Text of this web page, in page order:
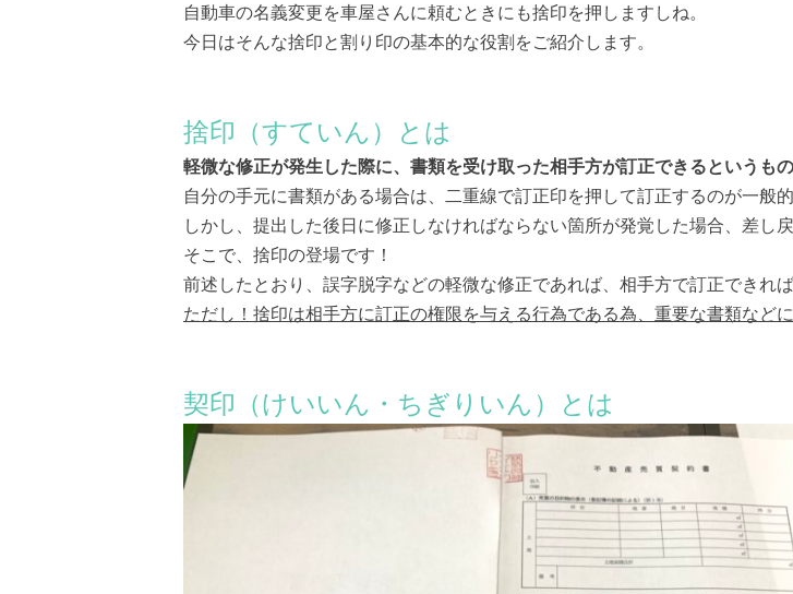
自動車の名義変更を車屋さんに頼むときにも捨印を押しますしね。
今日はそんな捨印と割り印の基本的な役割をご紹介します。
捨印（すていん）とは
軽微な修正が発生した際に、書類を受け取った相手方が訂正できるというもの
自分の手元に書類がある場合は、二重線で訂正印を押して訂正するのが一般的
しかし、提出した後日に修正しなければならない箇所が発覚した場合、差し
そこで、捨印の登場です！
前述したとおり、誤字脱字などの軽微な修正であれば、相手方で訂正できれ
ただし！捨印は相手方に訂正の権限を与える行為である為、重要な書類など
契印（けいいん・ちぎりいん）とは